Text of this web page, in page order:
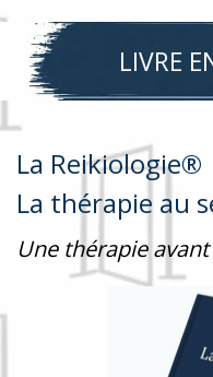
LIVRE
La Reikiologie®
La thérapie au
Une thérapie